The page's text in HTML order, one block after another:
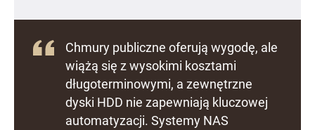
Chmury publiczne oferują wygodę, ale
wiążą się z wysokimi kosztami
długoterminowymi, a zewnętrzne
dyski HDD nie zapewniają kluczowej
automatyzacji. Systemy NAS